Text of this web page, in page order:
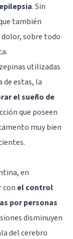
. Sin
también
dolor, sobre todo
utilizadas
de estas, la
el sueño de
que poseen
muy bien
en
con el control
por personas
disminuyen
del cerebro